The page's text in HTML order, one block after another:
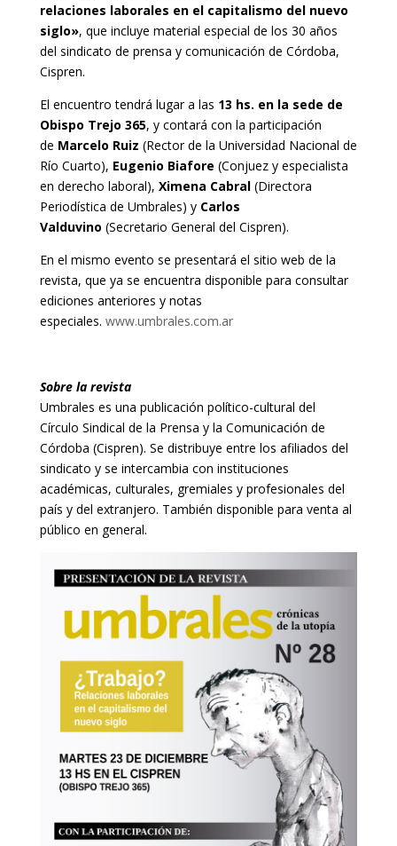
relaciones laborales en el capitalismo del nuevo
siglo», que incluye material especial de los 30 años
del sindicato de prensa y comunicación de Córdoba,
Cispren.
El encuentro tendrá lugar a las 13 hs. en la sede de
Obispo Trejo 365, y contará con la participación
de Marcelo Ruiz (Rector de la Universidad Nacional de
Río Cuarto), Eugenio Biafore (Conjuez y especialista
en derecho laboral), Ximena Cabral(Directora
Periodística de Umbrales) y Carlos
Valduvino (Secretario General del Cispren).
En el mismo evento se presentará el sitio web de la
revista, que ya se encuentra disponible para consultar
ediciones anteriores y notas
especiales. www.umbrales.com.ar
Sobre la revista
Umbrales es una publicación político-cultural del
Círculo Sindical de la Prensa y la Comunicación de
Córdoba (Cispren). Se distribuye entre los afiliados del
sindicato y se intercambia con instituciones
académicas, culturales, gremiales y profesionales del
país y del extranjero. También disponible para venta al
público en general.